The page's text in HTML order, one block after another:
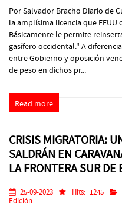
Por Salvador Bracho Diario de
la amplísima licencia que
Básicamente le permite
gasífero occidental." A
entre Gobierno y oposición
de peso en dichos pr...
Read more
CRISIS MIGRATORIA:
SALDRÁN EN
LA FRONTERA SUR DE
25-09-2023 Hits: 1245
Edición